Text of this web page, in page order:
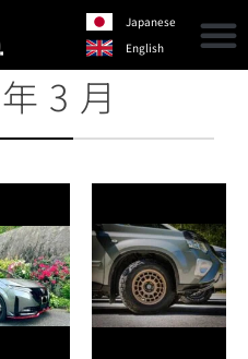
Japanese
English
3月